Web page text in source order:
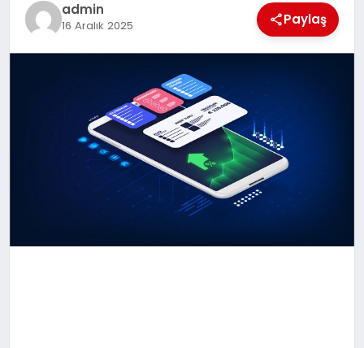
admin
16 Aralık 2025 Paylaş